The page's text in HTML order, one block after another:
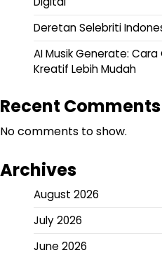
Deretan Selebriti
AI Musik Generate:
Kreatif Lebih Mudah
Recent Comments
No comments to show.
Archives
August 2026
July 2026
June 2026